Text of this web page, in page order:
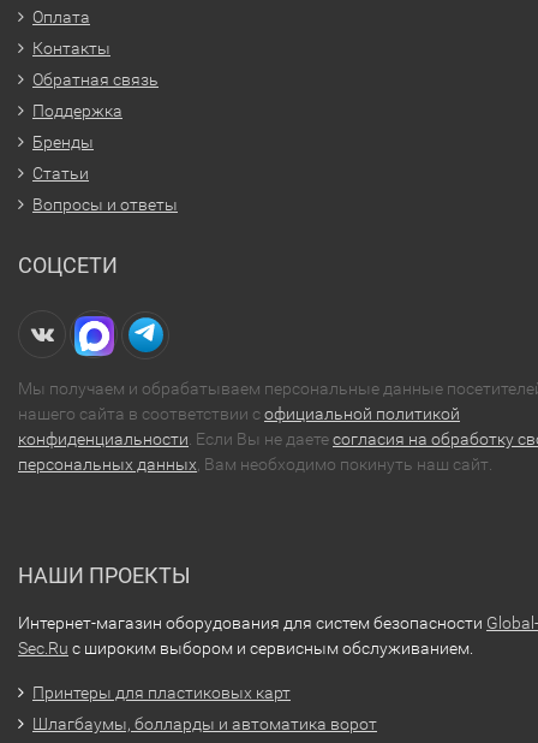
Оплата
Контакты
Обратная связь
Поддержка
Бренды
Статьи
Вопросы и ответы
СОЦСЕТИ
Мы получаем и обрабатываем персональные данные
нашего сайта в соответствии софициальной политикой
конфиденциальности . Если Вы не даетесогласия на обработку
персональных данных , Вам необходимо покинуть наш сайт.
НАШИ ПРОЕКТЫ
Интернет-магазин оборудования для систем безопасности Global-
Sec.Ru с широким выбором и сервисным обслуживанием.
Принтеры для пластиковых карт
Шлагбаумы, болларды и автоматика ворот